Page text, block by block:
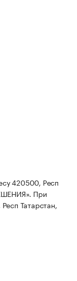
420500, Респ
При
Татарстан,